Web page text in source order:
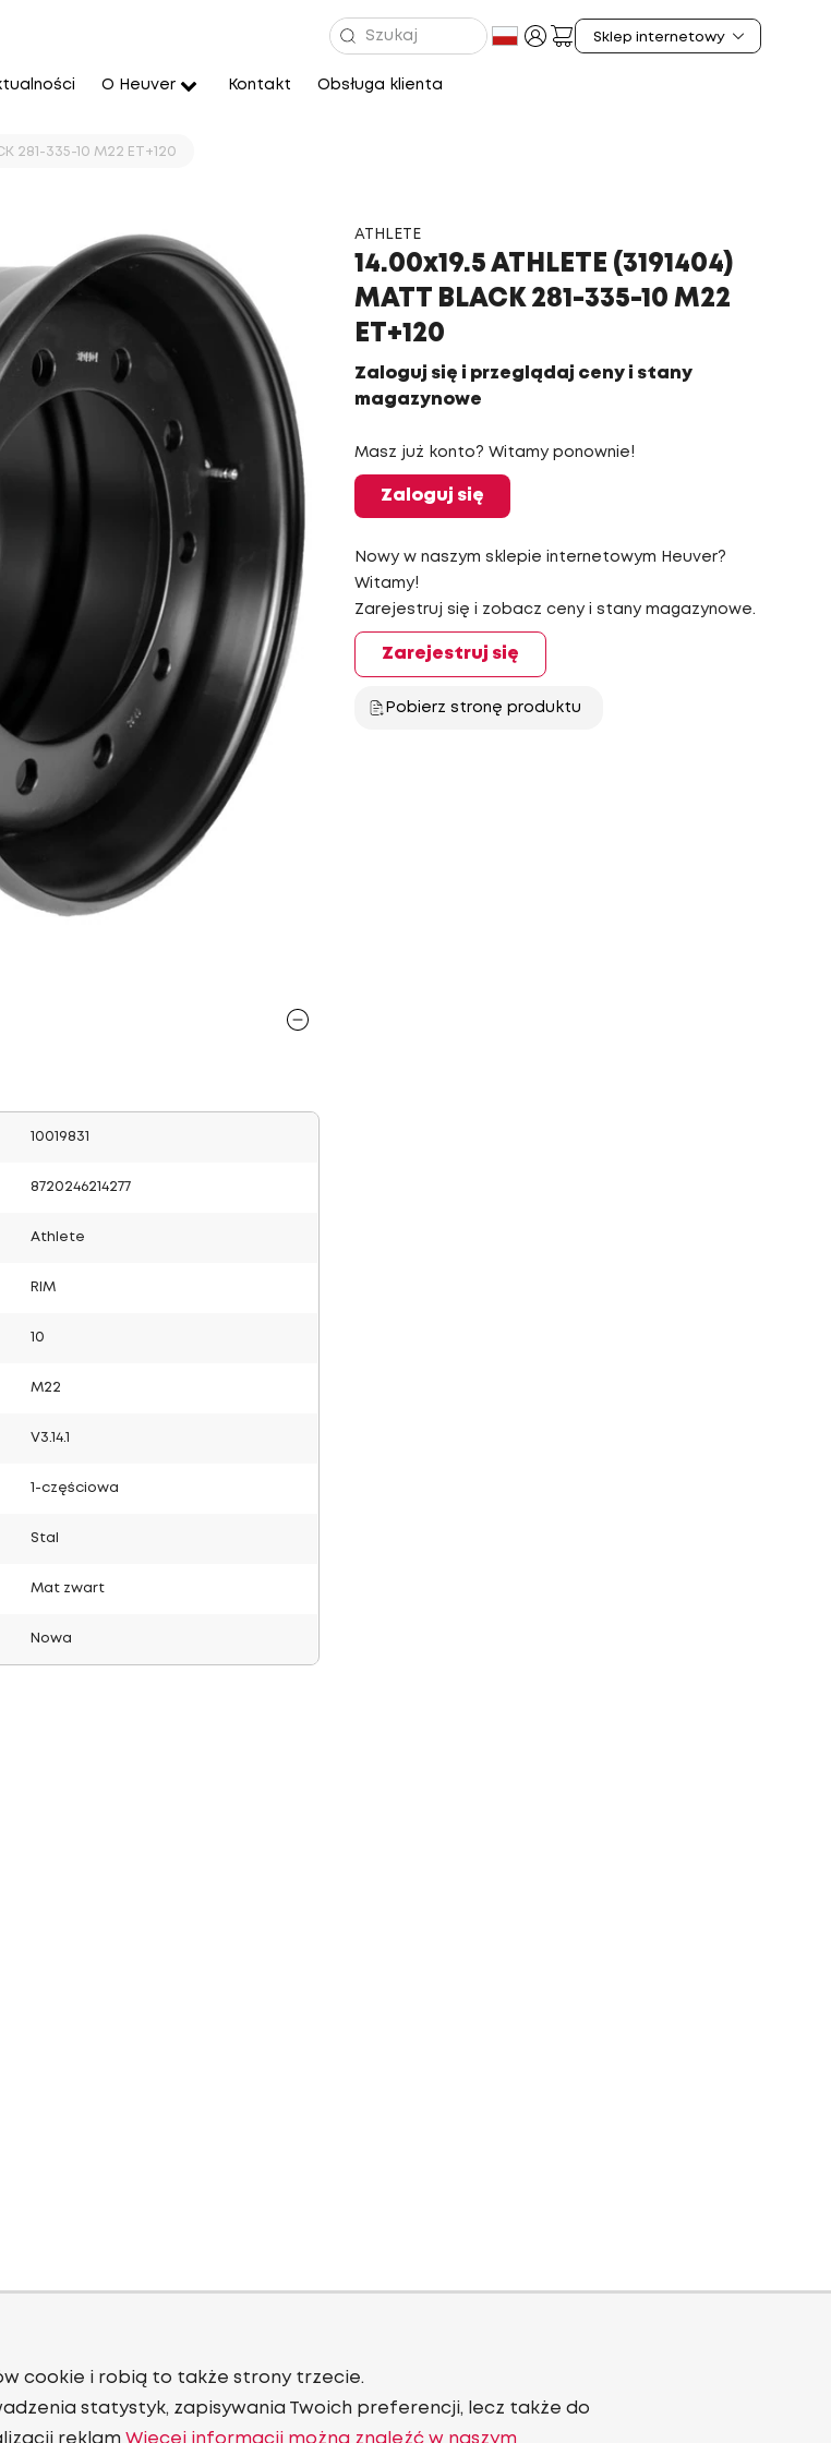
O Heuver Kontakt Obsługa klienta
281-335-10 M22 ET+120
ATHLETE
14.00x19.5 ATHLETE (3191404)
MATT BLACK 281-335-10 M22
ET+120
Zaloguj się i przeglądaj ceny i stany
magazynowe
Masz już konto? Witamy ponownie!
Zaloguj się
Nowy w naszym sklepie internetowym Heuver?
Witamy!
Zarejestruj się i zobacz ceny i stany magazynowe.
Zarejestruj się
Pobierz stronę produktu
10019831
8720246214277
Athlete
RIM
10
M22
V3.14.1
1-częściowa
Stal
Mat zwart
Nowa
cookie i robią to także strony trzecie.
statystyk, zapisywania Twoich preferencji, lecz także do
reklam Więcej informacji można znaleźć w naszym